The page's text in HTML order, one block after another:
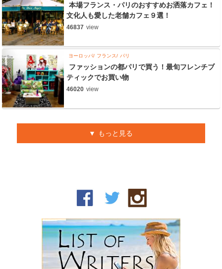
本場フランス・パリのおすすめお洒落カフェ！
文化人も愛した老舗カフェ９選！
46837 view
ヨーロッパ フランス パリ
ファッションの都パリで買う！最旬フレンチブ
ティックでお買い物
46020 view
もっと見る